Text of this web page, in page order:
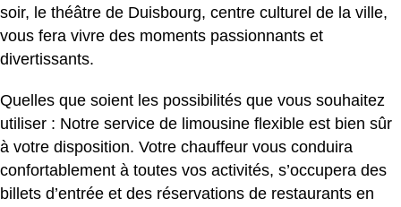
soir, le théâtre de Duisbourg, centre culturel de la ville,
vous fera vivre des moments passionnants et
divertissants.
Quelles que soient les possibilités que vous souhaitez
utiliser : Notre service de limousine flexible est bien sûr
à votre disposition. Votre chauffeur vous conduira
confortablement à toutes vos activités, s’occupera des
billets d’entrée et des réservations de restaurants en